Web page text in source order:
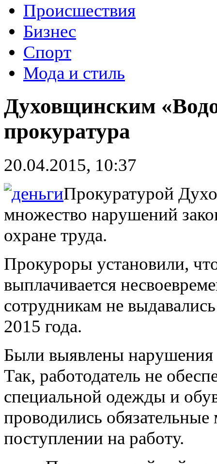
Происшествия
Бизнес
Спорт
Мода и стиль
Духовщинским
прокуратура
20.04.2015, 10:37
Прокуратурой
множество нарушений
охране труда.
Прокуроры установили,
выплачивается
сотрудникам не
2015 года.
Были выявлены нарушения
Так, работодатель не
специальной одежды и
проводились
поступлении на работу.